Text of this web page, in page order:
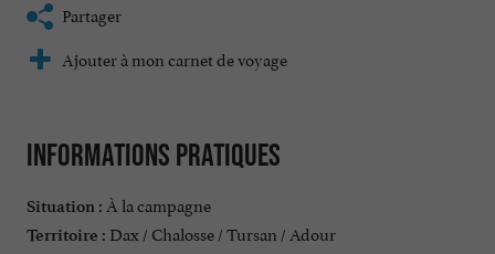
Partager
Ajouter à mon carnet de voyage
Informations pratiques
Situation : À la campagne
Territoire : Dax / Chalosse / Tursan / Adour